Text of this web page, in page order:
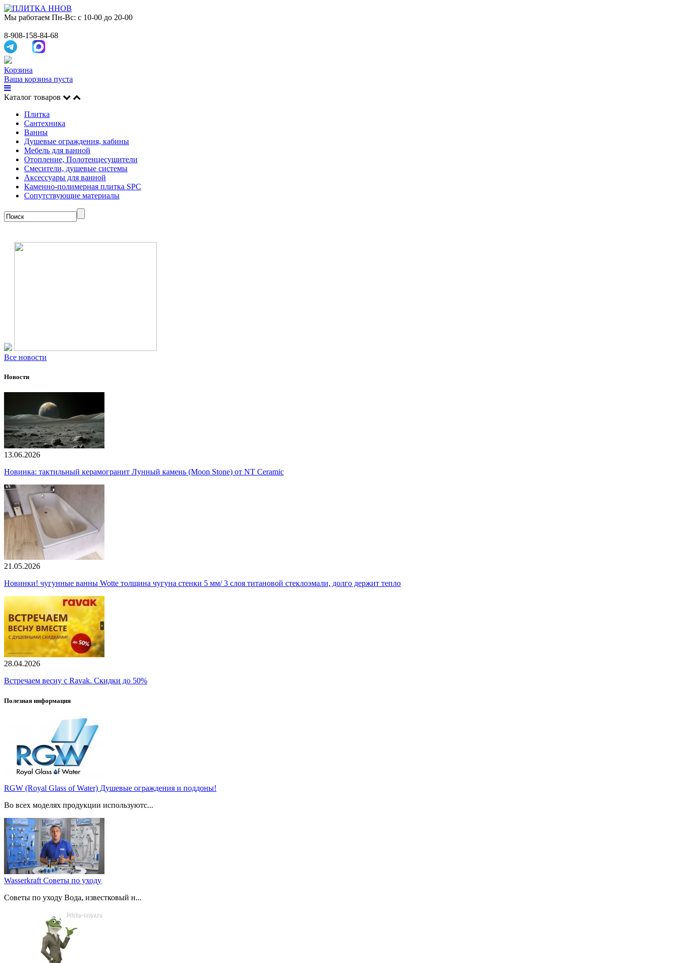
Мы работаем Пн-Вс: с 10-00 до 20-00
8-908-158-84-68
Корзина
Ваша корзина пуста
Каталог товаров
Плитка
Сантехника
Ванны
Душевые ограждения, кабины
Мебель для ванной
Отопление, Полотенцесушители
Смесители, душевые системы
Аксессуары для ванной
Каменно-полимерная плитка SPC
Сопутствующие материалы
Все новости
Новости
13.06.2026
Новинка: тактильный керамогранит Лунный камень (Moon Stone) от NT Ceramic
21.05.2026
Новинки! чугунные ванны Wotte толщина чугуна стенки 5 мм/ 3 слоя титановой стеклоэмали, долго держит тепло
28.04.2026
Встречаем весну с Ravak. Скидки до 50%
Полезная информация
RGW (Royal Glass of Water) Душевые ограждения и поддоны!
Во всех моделях продукции используютс...
Wasserkraft Советы по уходу
Советы по уходу Вода, известковый н...